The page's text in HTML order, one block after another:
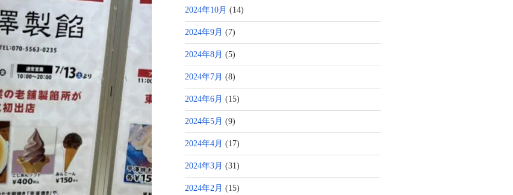
2024年10月 (14)
2024年9月 (7)
2024年8月 (5)
2024年7月 (8)
2024年6月 (15)
2024年5月 (9)
2024年4月 (17)
2024年3月 (31)
2024年2月 (15)